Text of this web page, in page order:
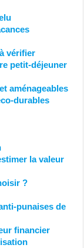
vérifier
petit-déjeuner
aménageables
durables
la valeur
?
punaises de
financier